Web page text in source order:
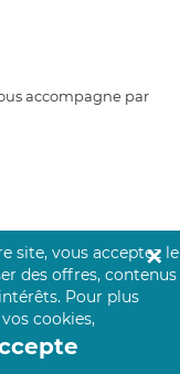
accompagne par
site, vous acceptez le
des offres, contenus
Pour plus
cookies,
✕